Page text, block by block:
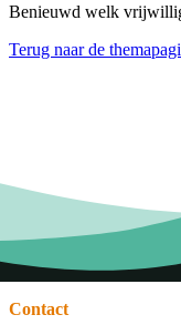
Benieuwd welk
Terug naar de
Contact